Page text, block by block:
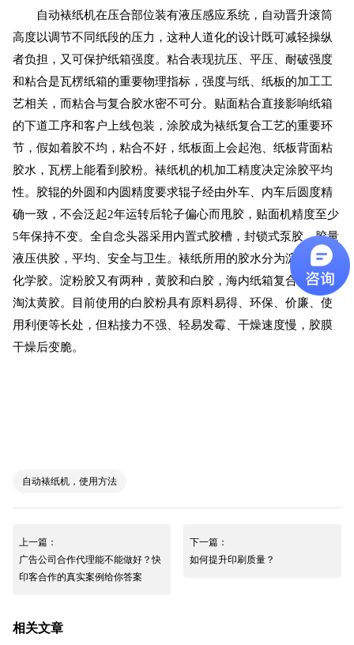
自动裱纸机在压合部位装有液压感应系统，自动晋升滚筒
高度以调节不同纸段的压力，这种人道化的设计既可减轻操纵
者负担，又可保护纸箱强度。粘合表现抗压、平压、耐破强度
和粘合是瓦楞纸箱的重要物理指标，强度与纸、纸板的加工工
艺相关，而粘合与复合胶水密不可分。贴面粘合直接影响纸箱
的下道工序和客户上线包装，涂胶成为裱纸复合工艺的重要环
节，假如着胶不均，粘合不好，纸板面上会起泡、纸板背面粘
胶水，瓦楞上能看到胶粉。裱纸机的机加工精度决定涂胶平均
性。胶辊的外圆和内圆精度要求辊子经由外车、内车后圆度精
确一致，不会泛起2年运转后轮子偏心而甩胶，贴面机精度至少
5年保持不变。全自念头器采用内置式胶槽，封锁式泵胶，胶量
液压供胶，平均、安全与卫生。裱纸所用的胶水分为淀粉胶和
化学胶。淀粉胶又有两种，黄胶和白胶，海内纸箱复合已基本
淘汰黄胶。目前使用的白胶粉具有原料易得、环保、价廉、使
用利便等长处，但粘接力不强、轻易发霉、干燥速度慢，胶膜
干燥后变脆。
自动裱纸机，使用方法
上一篇：
广告公司合作代理能不能做好？快
印客合作的真实案例给你答案
下一篇：
如何提升印刷质量？
相关文章